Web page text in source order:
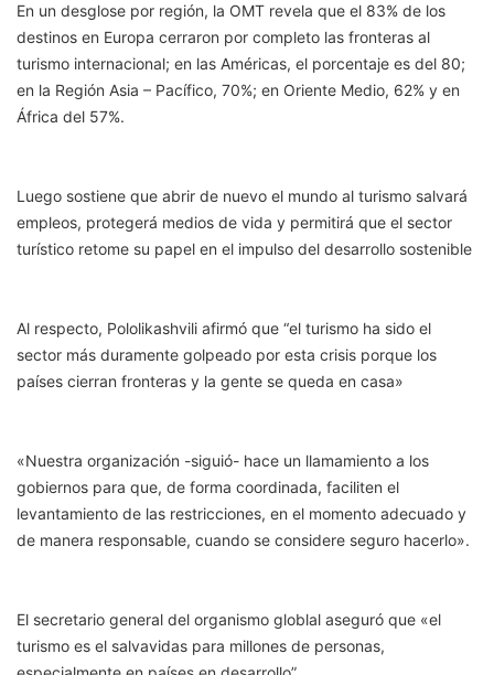
En un desglose por región, la OMT revela que el 83% de los
destinos en Europa cerraron por completo las fronteras al
turismo internacional; en las Américas, el porcentaje es del 80;
en la Región Asia – Pacífico, 70%; en Oriente Medio, 62% y en
África del 57%.
Luego sostiene que abrir de nuevo el mundo al turismo salvará
empleos, protegerá medios de vida y permitirá que el sector
turístico retome su papel en el impulso del desarrollo sostenible
Al respecto, Pololikashvili afirmó que “el turismo ha sido el
sector más duramente golpeado por esta crisis porque los
países cierran fronteras y la gente se queda en casa»
«Nuestra organización -siguió- hace un llamamiento a los
gobiernos para que, de forma coordinada, faciliten el
levantamiento de las restricciones, en el momento adecuado y
de manera responsable, cuando se considere seguro hacerlo».
El secretario general del organismo globlal aseguró que «el
turismo es el salvavidas para millones de personas,